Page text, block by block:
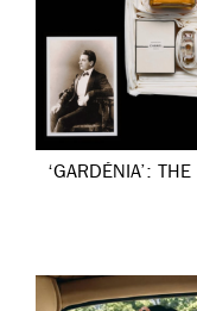
‘GARDÉNIA’: